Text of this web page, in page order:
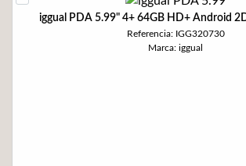
iggual PDA 5.99" 4+ 64GB HD+ Android
Referencia: IGG320730
Marca: iggual